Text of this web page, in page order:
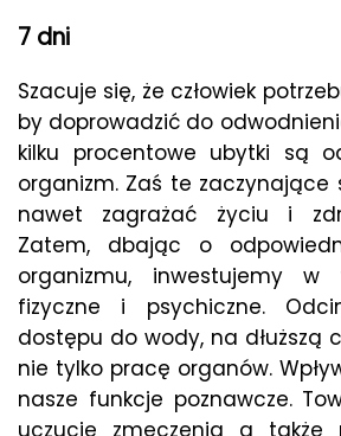
7 dni
Szacuje się, że człowiek
by doprowadzić do
kilku procentowe ubytki są
organizm. Zaś te zaczynające
nawet zagrażać życiu i
Zatem, dbając o
organizmu, inwestujemy w
fizyczne i psychiczne.
dostępu do wody, na dłuższą
nie tylko pracę organów.
nasze funkcje poznawcze.